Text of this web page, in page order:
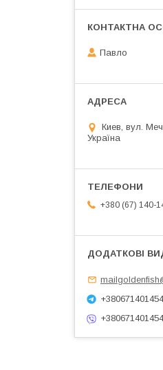
Павло
Киев, вул.
Україна
+380 (67) 140-
+380671401454
+380671401454